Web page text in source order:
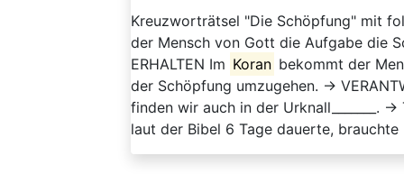
Kreuzworträtsel "Die Schöpfung" mit
der Mensch von Gott die Aufgabe die
ERHALTEN Im Koran bekommt der
der Schöpfung umzugehen. →
finden wir auch in der Urknall_______.
laut der Bibel 6 Tage dauerte, brauchte